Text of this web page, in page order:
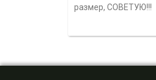
размер, СОВЕТУЮ!!!